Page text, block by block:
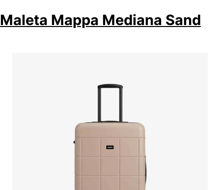
Maleta Mappa Mediana Sand